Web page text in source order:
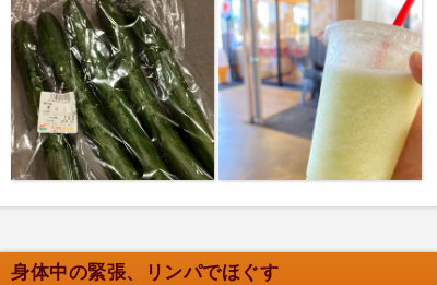
身体中の緊張、リンパでほぐす